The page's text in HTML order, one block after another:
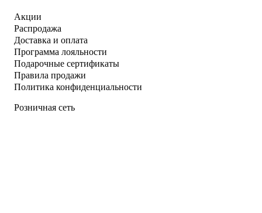
Акции
Распродажа
Доставка и оплата
Программа лояльности
Подарочные сертификаты
Правила продажи
Политика конфиденциальности
Розничная сеть